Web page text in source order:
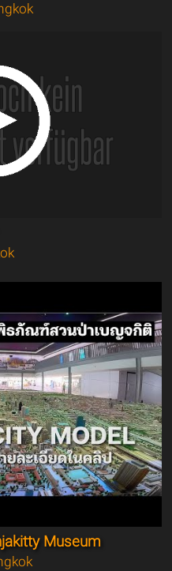
Museum